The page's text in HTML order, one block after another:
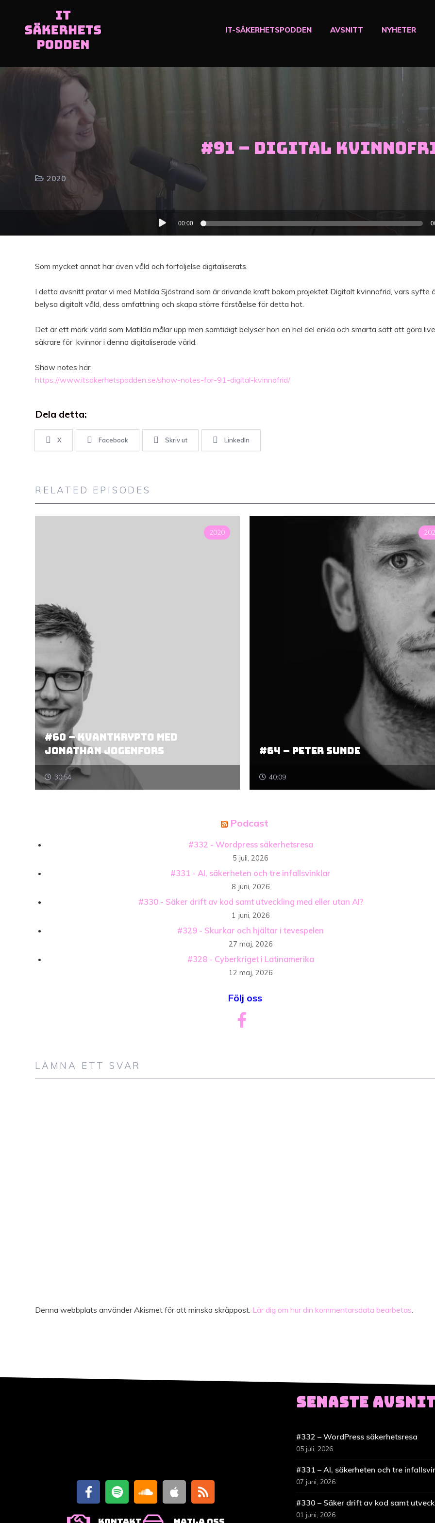
IT-SÄKERHETSPODDEN AVSNITT NYHETER
#91 – Digital
2020
00:00
Som mycket annat har även våld och förföljelse digitaliserats.
I detta avsnitt pratar vi med Matilda Sjöstrand som är drivande kraft bakom projektet Digitalt kvinnofrid, vars syfte
belysa digitalt våld, dess omfattning och skapa större förståelse för detta hot.
Det är ett mörk värld som Matilda målar upp men samtidigt belyser hon en hel del enkla och smarta sätt att göra
säkrare för kvinnor i denna digitaliserade värld.
Show notes här:
https://www.itsakerhetspodden.se/show-notes-for-91-digital-kvinnofrid/
Dela detta:
X Facebook Skriv ut LinkedIn
RELATED EPISODES
2020
#60 – kvantkrypto med
Jonathan Jogenfors
30:54
#64 – Peter Sunde
40:09
Podcast
#332 - Wordpress säkerhetsresa
5 juli, 2026
#331 - AI, säkerheten och tre infallsvinklar
8 juni, 2026
#330 - Säker drift av kod samt utveckling med eller utan AI?
1 juni, 2026
#329 - Skurkar och hjältar i tevespelen
27 maj, 2026
#328 - Cyberkriget i Latinamerika
12 maj, 2026
Följ oss
LÄMNA ETT SVAR
Denna webbplats använder Akismet för att minska skräppost. Lär dig om hur din kommentarsdata bearbetas.
SENASTE
#332 – WordPress säkerhetsresa
05 juli, 2026
#331 – AI, säkerheten och tre
07 juni, 2026
#330 – Säker drift av kod samt
01 juni, 2026